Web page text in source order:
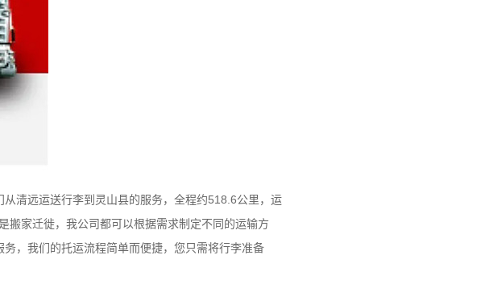
清远运送行李到灵山县的服务，全程约518.6公里，运
搬家迁徙，我公司都可以根据需求制定不同的运输方
，我们的托运流程简单而便捷，您只需将行李准备